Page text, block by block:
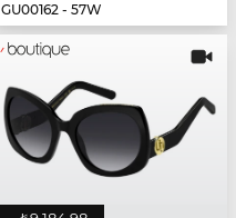
GU00162 - 57W